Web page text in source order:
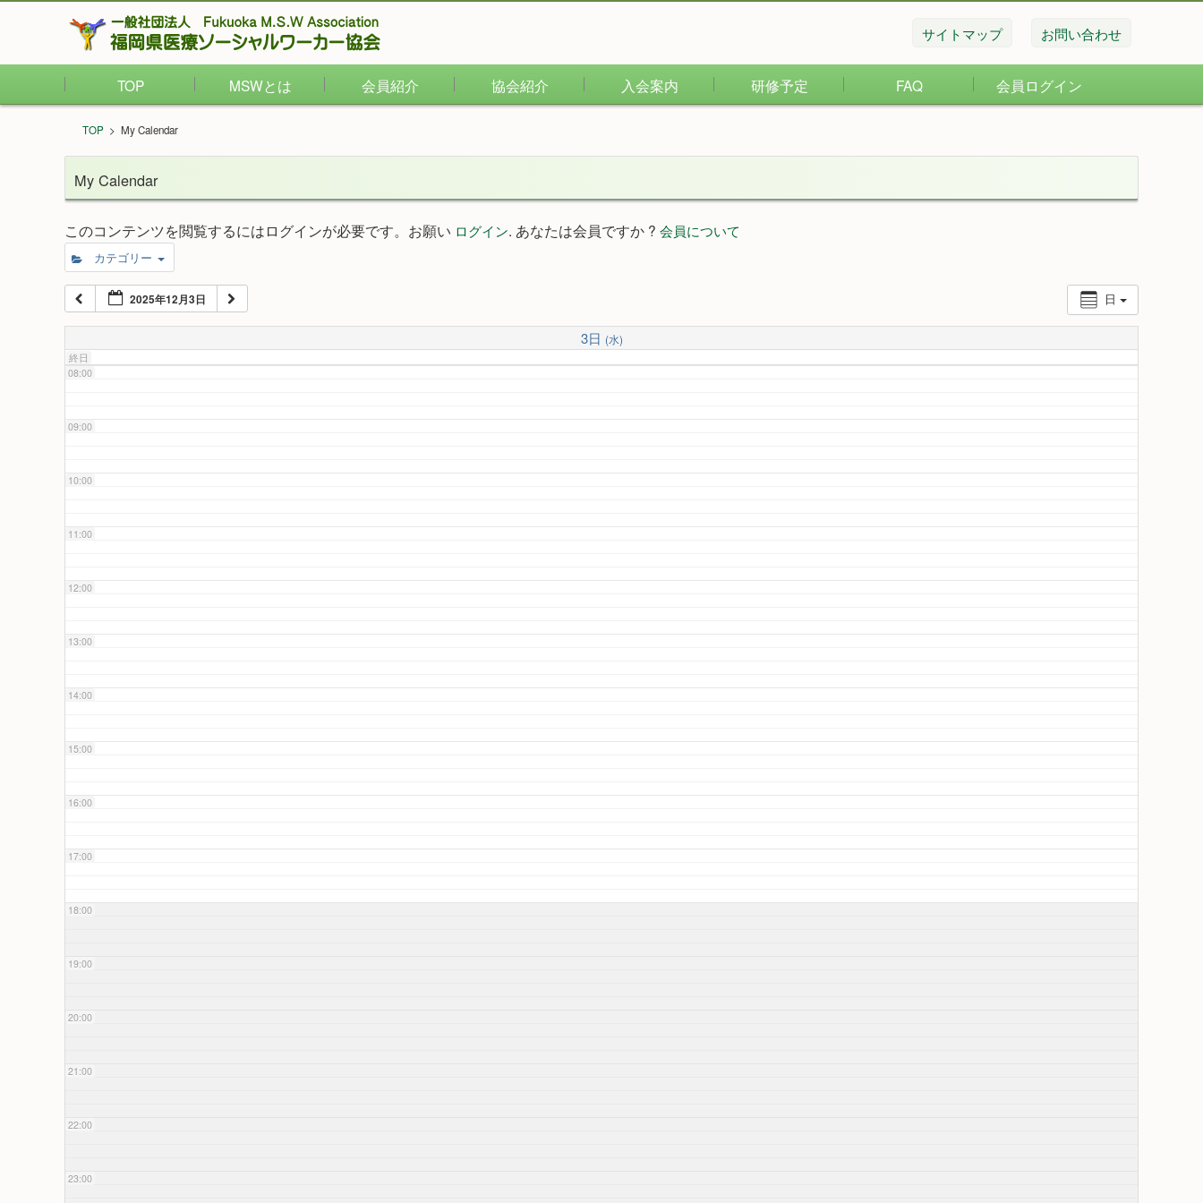
サイトマップ お問い合わせ
TOP MSWとは 会員紹介 協会紹介 入会案内 研修予定 FAQ 会員ログイン
TOP > My Calendar
My Calendar
このコンテンツを閲覧するにはログインが必要です。お願い ログイン. あなたは会員ですか ? 会員について
カテゴリー
日
2025年12月3日
3日 (水)
終日
02:00
03:00
04:00
06:00
08:00
09:00
10:00
11:00
12:00
13:00
14:00
15:00
16:00
17:00
18:00
19:00
20:00
21:00
22:00
23:00